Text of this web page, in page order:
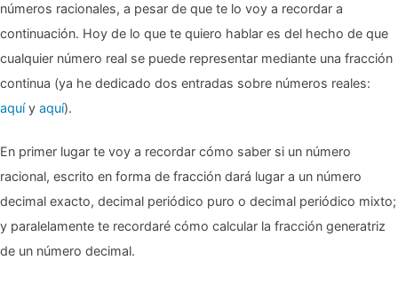
números racionales, a pesar de que te lo voy a recordar a
continuación. Hoy de lo que te quiero hablar es del hecho de que
cualquier número real se puede representar mediante una fracción
continua (ya he dedicado dos entradas sobre números reales:
aquíy aquí).
En primer lugar te voy a recordar cómo saber si un número
racional, escrito en forma de fracción dará lugar a un número
decimal exacto, decimal periódico puro o decimal periódico mixto;
y paralelamente te recordaré cómo calcular la fracción generatriz
de un número decimal.